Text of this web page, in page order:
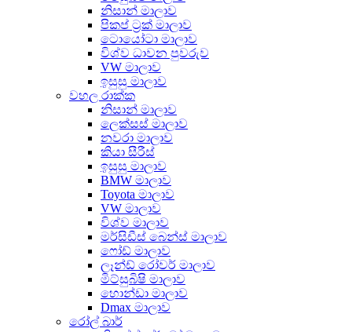
නිසාන් මාලාව
පිකප් ට්‍රක් මාලාව
ටොයෝටා මාලාව
විශ්ව ධාවන පුවරුව
VW මාලාව
ඉසුසු මාලාව
වහල රාක්ක
නිසාන් මාලාව
ලෙක්සස් මාලාව
නවරා මාලාව
කියා සීරීස්
ඉසුසු මාලාව
BMW මාලාව
Toyota මාලාව
VW මාලාව
විශ්ව මාලාව
මර්සිඩීස් බෙන්ස් මාලාව
ෆෝඩ් මාලාව
ලෑන්ඩ් රෝවර් මාලාව
මිට්සුබිෂි මාලාව
හොන්ඩා මාලාව
Dmax මාලාව
රෝල් බාර්